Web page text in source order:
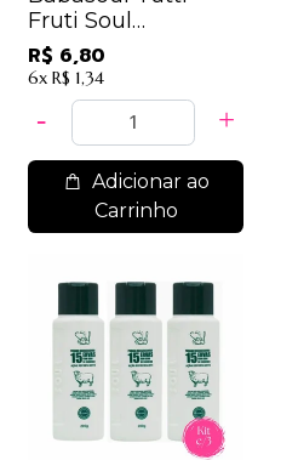
Fruti Soul
Cosméticos
R$ 6,80
6x R$ 1,34
Adicionar ao
Carrinho